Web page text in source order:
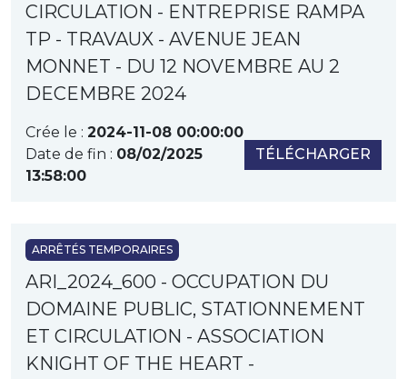
CIRCULATION - ENTREPRISE RAMPA
TP - TRAVAUX - AVENUE JEAN
MONNET - DU 12 NOVEMBRE AU 2
DECEMBRE 2024
Crée le : 2024-11-08 00:00:00
Date de fin : 08/02/2025
13:58:00
TÉLÉCHARGER
ARRÊTÉS TEMPORAIRES
ARI_2024_600 - OCCUPATION DU
DOMAINE PUBLIC, STATIONNEMENT
ET CIRCULATION - ASSOCIATION
KNIGHT OF THE HEART -